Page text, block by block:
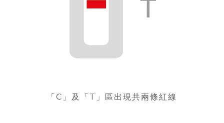
「C」及「T」區出現共兩條紅線